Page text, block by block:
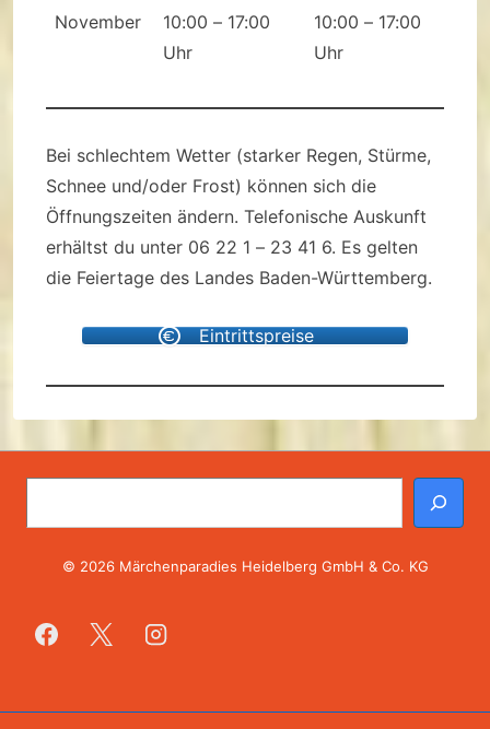
November
10:00 – 17:00
Uhr
10:00 – 17:00
Uhr
Bei schlechtem Wetter (starker Regen, Stürme,
Schnee und/oder Frost) können sich die
Öffnungszeiten ändern. Telefonische Auskunft
erhältst du unter 06 22 1 – 23 41 6. Es gelten
die Feiertage des Landes Baden-Württemberg.
Eintrittspreise
© 2026 Märchenparadies Heidelberg GmbH & Co. KG